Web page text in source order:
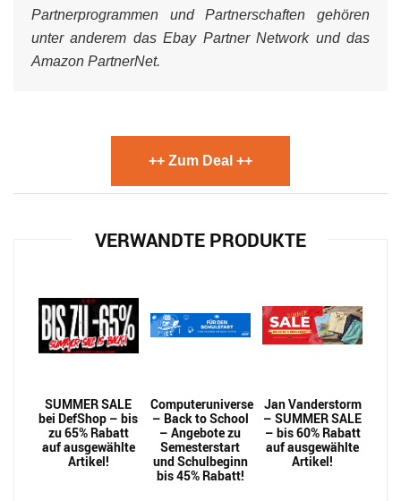
Partnerprogrammen und Partnerschaften gehören
unter anderem das Ebay Partner Network und das
Amazon PartnerNet.
++ Zum Deal ++
VERWANDTE PRODUKTE
SUMMER SALE
bei DefShop – bis
zu 65% Rabatt
auf ausgewählte
Artikel!
Computeruniverse
– Back to School
– Angebote zu
Semesterstart
und Schulbeginn
bis 45% Rabatt!
Jan Vanderstorm
– SUMMER SALE
– bis 60% Rabatt
auf ausgewählte
Artikel!